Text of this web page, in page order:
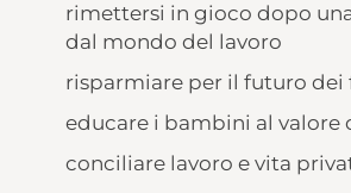
rimettersi in gioco dopo
dal mondo del lavoro
risparmiare per il futuro dei
educare i bambini al valore
conciliare lavoro e vita